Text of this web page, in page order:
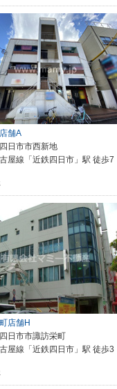
舗A
日市市西新地
屋線「近鉄四日市」駅 徒歩7
店舗H
日市市諏訪栄町
屋線「近鉄四日市」駅 徒歩3